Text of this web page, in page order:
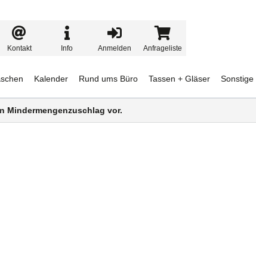
Kalender Rund ums Büro Tassen + Gläser Sonstige
Kontakt Info Anmelden Anfrageliste
Mindermengenzuschlag vor.